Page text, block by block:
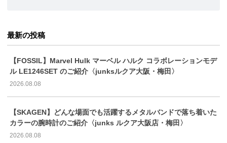
最新の投稿
【FOSSIL】Marvel Hulk マーベル ハルク コラボレーションモデ
ル LE1246SET のご紹介〈junksルクア大阪・梅田〉
2026.08.08
【SKAGEN】どんな場面でも活躍するメタルバンドで落ち着いた
カラーの腕時計のご紹介〈junks ルクア大阪店・梅田〉
2026.08.08